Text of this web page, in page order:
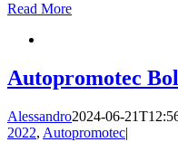
Read More
Autopromotec
Alessandro2024-06-
2022, Autopromotec|